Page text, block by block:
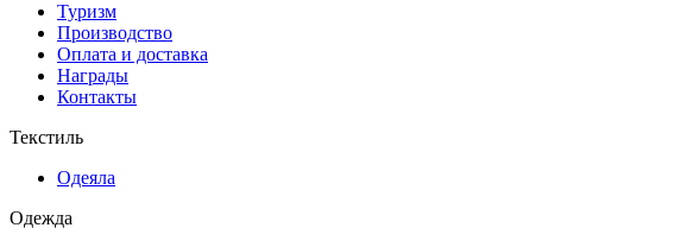
Туризм
Производство
Оплата и доставка
Награды
Контакты
Текстиль
Одеяла
Одежда